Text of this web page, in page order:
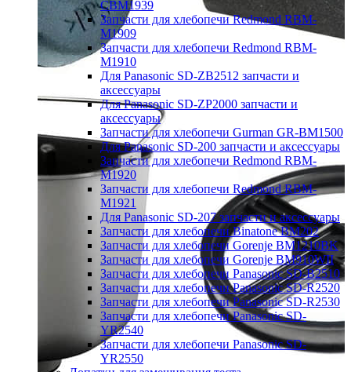
CBM1939
Запчасти для хлебопечи Redmond RBM-
M1909
Запчасти для хлебопечи Redmond RBM-
M1910
Для Panasonic SD-ZB2512 запчасти и
аксессуары
Для Panasonic SD-ZP2000 запчасти и
аксессуары
Запчасти для хлебопечи Gurman GR-BM1500
Для Panasonic SD-200 запчасти и аксессуары
Запчасти для хлебопечи Redmond RBM-
M1920
Запчасти для хлебопечи Redmond RBM-
M1921
Для Panasonic SD-207 запчасти и аксессуары
Запчасти для хлебопечи Binatone BM202
Запчасти для хлебопечи Gorenje BM1210BK
Запчасти для хлебопечи Gorenje BM910WII
Запчасти для хлебопечи Panasonic SD-B2510
Запчасти для хлебопечи Panasonic SD-R2520
Запчасти для хлебопечи Panasonic SD-R2530
Запчасти для хлебопечи Panasonic SD-
YR2540
Запчасти для хлебопечи Panasonic SD-
YR2550